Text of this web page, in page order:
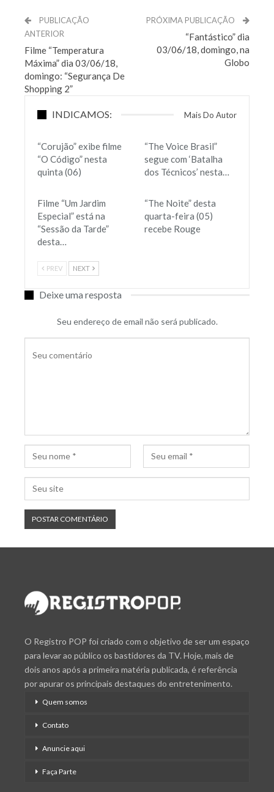
PUBLICAÇÃO
ANTERIOR
Filme “Temperatura
Máxima” dia 03/06/18,
domingo: “Segurança De
Shopping 2”
PRÓXIMA PUBLICAÇÃO
“Fantástico” dia
03/06/18, domingo, na
Globo
INDICAMOS: Mais Do Autor
“Corujão” exibe filme
“O Código” nesta
quinta (06)
“The Voice Brasil”
segue com ‘Batalha
dos Técnicos’ nesta…
Filme “Um Jardim
Especial” está na
“Sessão da Tarde”
desta…
“The Noite” desta
quarta-feira (05)
recebe Rouge
PREV NEXT
Deixe uma resposta
Seu endereço de email não será publicado.
O Registro POP foi criado com o objetivo de ser um espaço
para levar ao público os bastidores da TV. Hoje, mais de
dois anos após a primeira matéria publicada, é referência
por apurar os principais destaques do entretenimento.
Quem somos
Contato
Anuncie aqui
Faça Parte